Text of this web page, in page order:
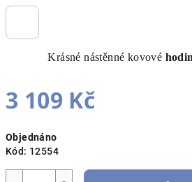
Krásné nástěnné kovové
3 109 Kč
cena:
Objednáno
Kód: 12554